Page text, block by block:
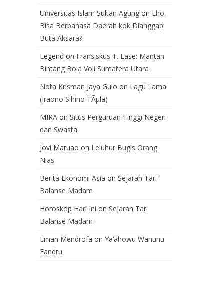
Universitas Islam Sultan Agung on Lho,
Bisa Berbahasa Daerah kok Dianggap
Buta Aksara?
Legend on Fransiskus T. Lase: Mantan
Bintang Bola Voli Sumatera Utara
Nota Krisman Jaya Gulo on Lagu Lama
(Iraono Sihino TÃµla)
MIRA on Situs Perguruan Tinggi Negeri
dan Swasta
Jovi Maruao on Leluhur Bugis Orang
Nias
Berita Ekonomi Asia on Sejarah Tari
Balanse Madam
Horoskop Hari Ini on Sejarah Tari
Balanse Madam
Eman Mendrofa on Ya’ahowu Wanunu
Fandru